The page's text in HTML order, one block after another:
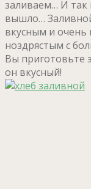
заливаем… И так
вышло…
вкусным и очень
ноздрястым с
Вы приготовьте
он вкусный!